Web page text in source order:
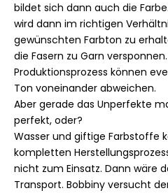
bildet sich dann auch die
wird dann im richtigen
gewünschten Farbton zu
die Fasern zu Garn
Produktionsprozess können
Ton voneinander abweichen.
Aber gerade das Unperfekte
perfekt, oder?
Wasser und giftige Farbstoffe
kompletten
nicht zum Einsatz. Dann wäre
Transport. Bobbiny versucht